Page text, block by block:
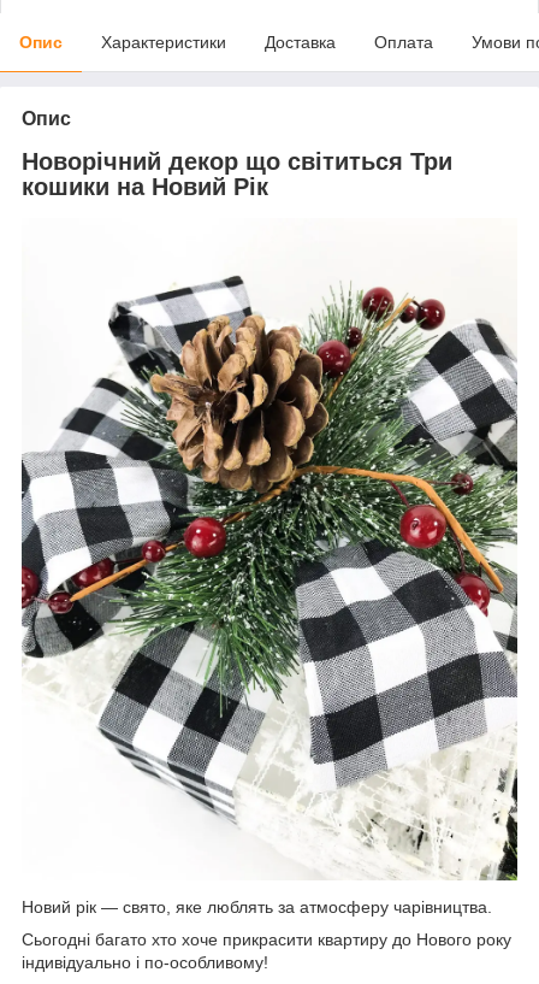
Опис Характеристики Доставка Оплата Умови
Опис
Новорічний декор що світиться Три
кошики на Новий Рік
Новий рік — свято, яке люблять за атмосферу чарівництва.
Сьогодні багато хто хоче прикрасити квартиру до Нового року
індивідуально і по-особливому!